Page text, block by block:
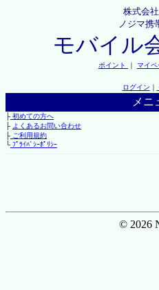
株式会
ノジマ携
モバイル
ポイント ｜ マイペ
ログイン ｜
メニ
├初めての方へ
├ よくあるお問い合わせ
├ご利用規約
└ﾌﾟﾗｲﾊﾞｼｰﾎﾟﾘｼｰ
© 2026